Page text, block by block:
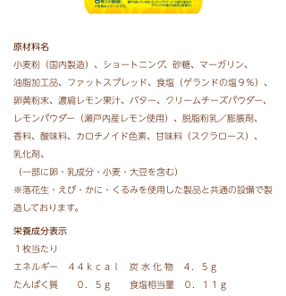
原材料名
小麦粉（国内製造）、 ショートニング、砂糖、 マーガリン、
油脂加工品、 ファットスプレッド、食塩（ゲランドの塩９％）、
卵黄粉末、濃縮レモン果汁、 バター、 クリームチーズパウダー、
レモンパウダー（瀬戸内産レモン使用）、脱脂粉乳／膨脹剤、
香料、酸味料、 カロチノイド色素、甘味料（スクラロース）、
乳化剤、
（一部に卵・乳成分・小麦・大豆を含む）
※落花生・えび・かに・くるみを使用した製品と共通の設備で製
造しております。
栄養成分表示
１枚当たり
エネルギー ４４ｋｃａｌ 炭 水 化 物 ４．５ｇ
たんぱく質 ０．５ｇ 食塩相当量 ０．１１ｇ